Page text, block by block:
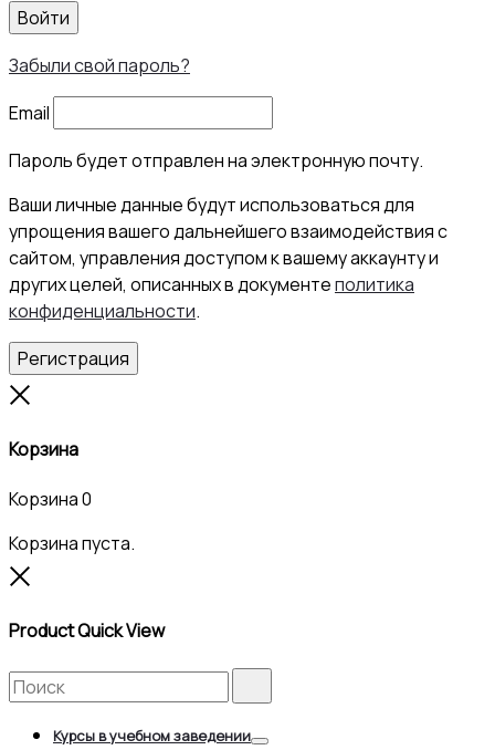
Войти
Забыли свой пароль?
Email
Пароль будет отправлен на электронную почту.
Ваши личные данные будут использоваться для
упрощения вашего дальнейшего взаимодействия с
сайтом, управления доступом к вашему аккаунту и
других целей, описанных в документеполитика
конфиденциальности.
Регистрация
Корзина
Корзина0
Корзина пуста.
Product Quick View
Search
for:
Курсы в учебном заведении